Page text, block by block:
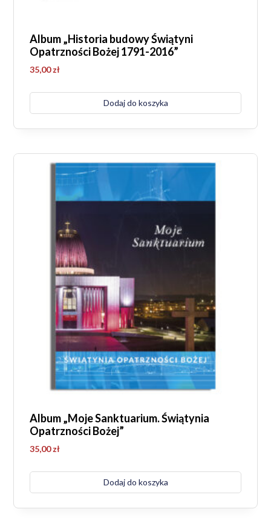
Album „Historia budowy Świątyni
Opatrzności Bożej 1791-2016”
35,00zł
Dodaj do koszyka
Album „Moje Sanktuarium. Świątynia
Opatrzności Bożej”
35,00zł
Dodaj do koszyka